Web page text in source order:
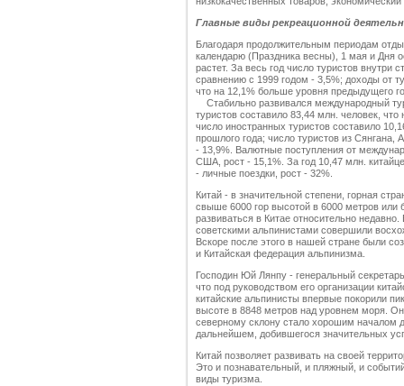
Главные виды рекреационной
Благодаря продолжительным периодам
календарю (Праздника весны), 1 мая и Дня
растет. За весь год число туристов внутри
сравнению с 1999 годом - 3,5%; доходы от
что на 12,1% больше уровня предыдущего
Стабильно развивался международный
туристов составило 83,44 млн. человек,
число иностранных туристов составило
прошлого года; число туристов из
- 13,9%. Валютные поступления от
США, рост - 15,1%. За год 10,47 млн.
- личные поездки, рост - 32%.
Китай - в значительной степени, горная
свыше 6000 гор высотой в 6000 метров
развиваться в Китае относительно
советскими альпинистами совершили
Вскоре после этого в нашей стране были
и Китайская федерация альпинизма.
Господин Юй Лянпу - генеральный
что под руководством его организации
китайские альпинисты впервые покорили
высоте в 8848 метров над уровнем моря.
северному склону стало хорошим началом
дальнейшем, добившегося значительных
Китай позволяет развивать на своей
Это и познавательный, и пляжный, и
виды туризма.